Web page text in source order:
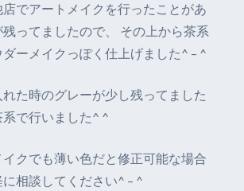
でアートメイクを行ったことがあ
ってましたので、 その上から茶系
ーメイクっぽく仕上げました^ – ^
た時のグレーが少し残ってました
で行いました^ ^
クでも薄い色だと修正可能な場合
相談してください^ – ^